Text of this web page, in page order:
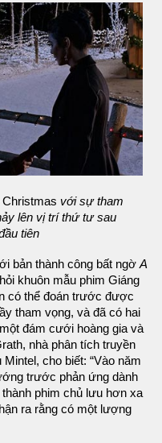
Christmas với sự tham
lên vị trí thứ tư sau
tiên
bản thành công bất ngờ A
khuôn mẫu phim Giáng
có thể đoán trước được
tham vọng, và đã có hai
đám cưới hoàng gia và
nhà phân tích truyền
cho biết: “Vào năm
trước phản ứng dành
phim chủ lưu hơn xa
ra rằng có một lượng